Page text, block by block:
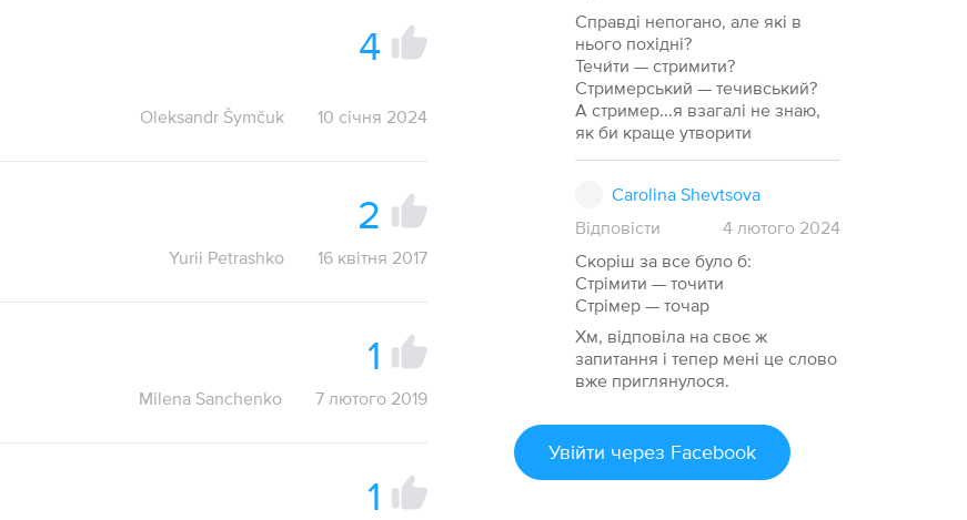
4
Oleksandr Šymčuk 10 січня 2024
2
Yurii Petrashko 16 квітня 2017
1
Milena Sanchenko 7 лютого 2019
1
Справді непогано, але які в
нього похідні?
Течи́ти — стримити?
Стримерський — течивський?
А стример...я взагалі не знаю,
як би краще утворити
Carolina Shevtsova
Відповісти
4 лютого2024
Скоріш за все було б:
Стрімити — точити
Стрімер — точар
Хм, відповіла на своє ж
запитання і тепер мені це слово
вже приглянулося.
Увійти через Facebook